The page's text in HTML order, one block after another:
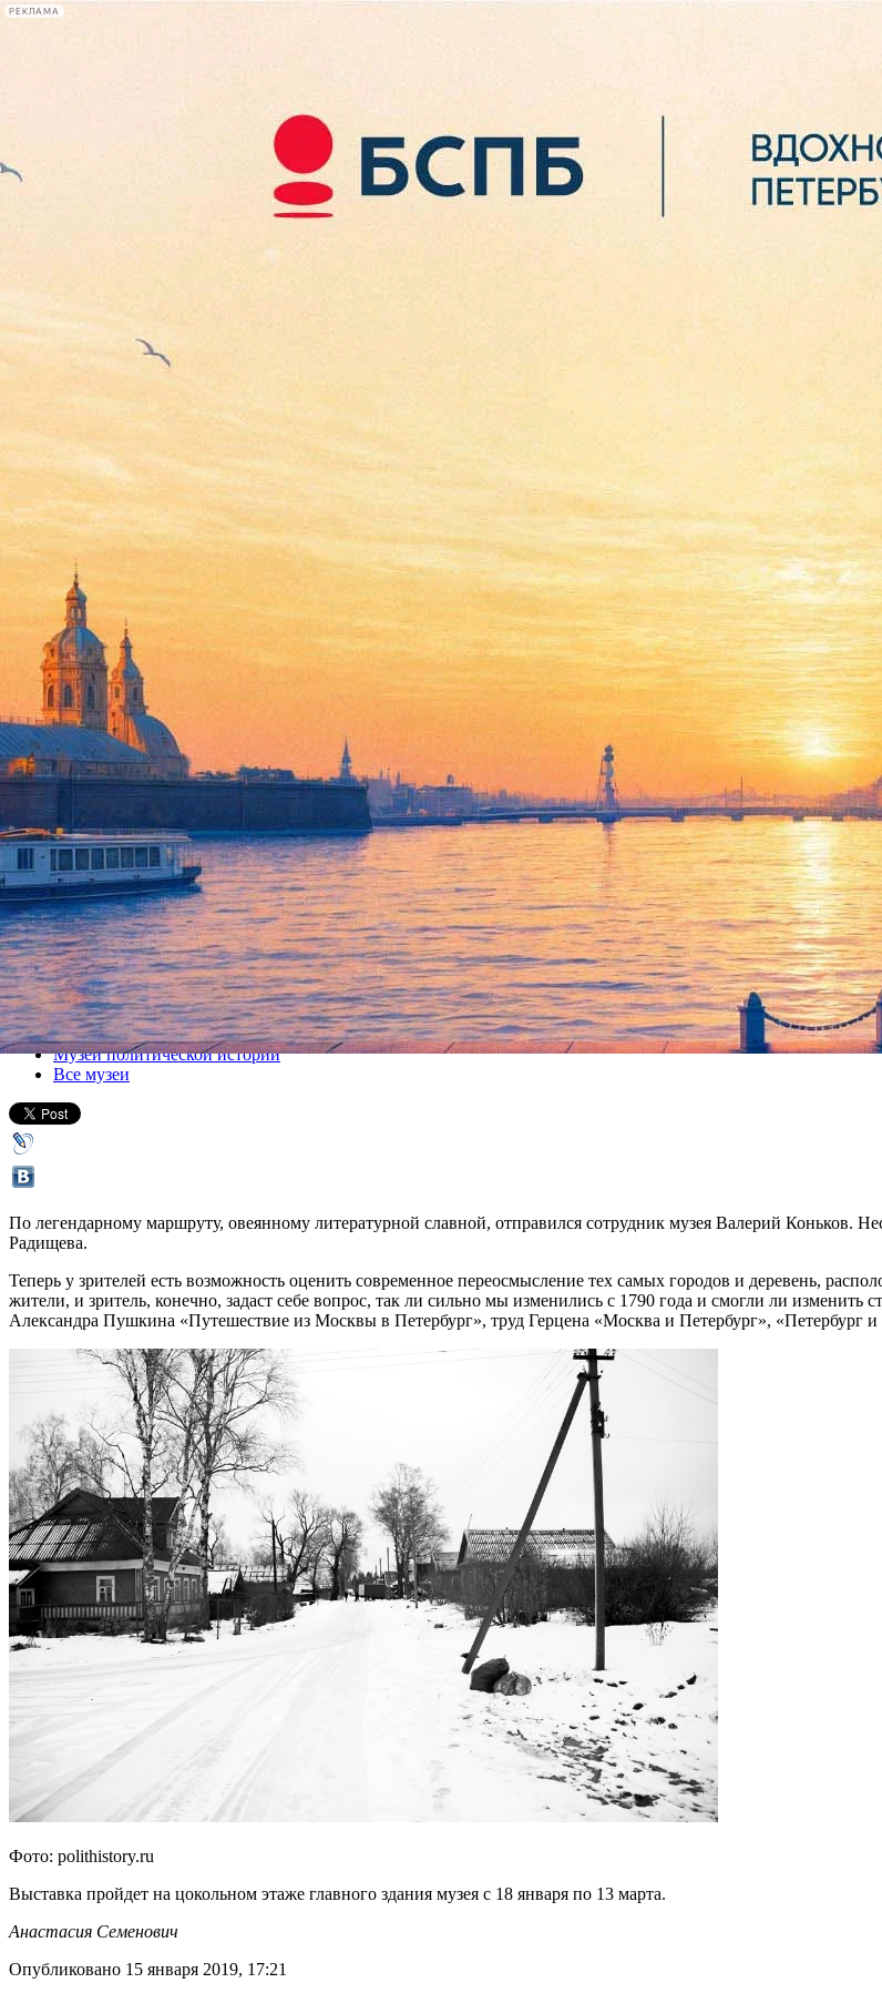
РЕКЛАМА
лекции
книги
Фотохронику путешествия из Петербурга в Москву
18 января 2019, пятница-13 марта 2019, среда
Версия для печати
Все выставки
Музей политической истории
Все музеи
По легендарному маршруту, овеянному литературной славной, отправился сотрудник музея Валерий Коньков.
Радищева.
Теперь у зрителей есть возможность оценить современное переосмысление тех самых городов и деревень,
жители, и зритель, конечно, задаст себе вопрос, так ли сильно мы изменились с 1790 года и смогли ли изменить
Александра Пушкина «Путешествие из Москвы в Петербург», труд Герцена «Москва и Петербург», «Петербург
Фото: polithistory.ru
Выставка пройдет на цокольном этаже главного здания музея с 18 января по 13 марта.
Анастасия Семенович
Опубликовано 15 января 2019, 17:21